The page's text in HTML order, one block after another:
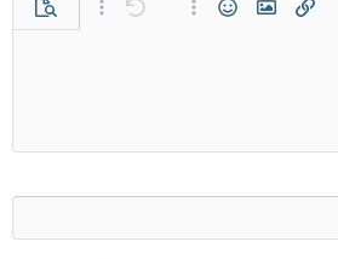
مرتبة
إضافية…
إدراج رابطإدراج صورةالإبتساماتخيارات إضافية…
تراجع خيارات إضافية…
معاينة
Times New